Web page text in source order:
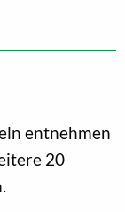
entnehmen
20